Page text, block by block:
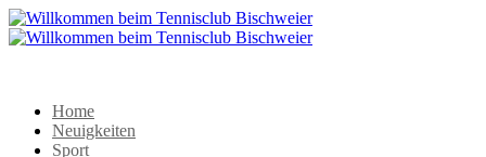
Home
Neuigkeiten
Sport